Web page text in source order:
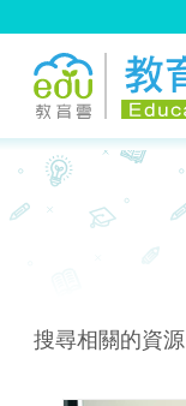
搜尋相關的資源